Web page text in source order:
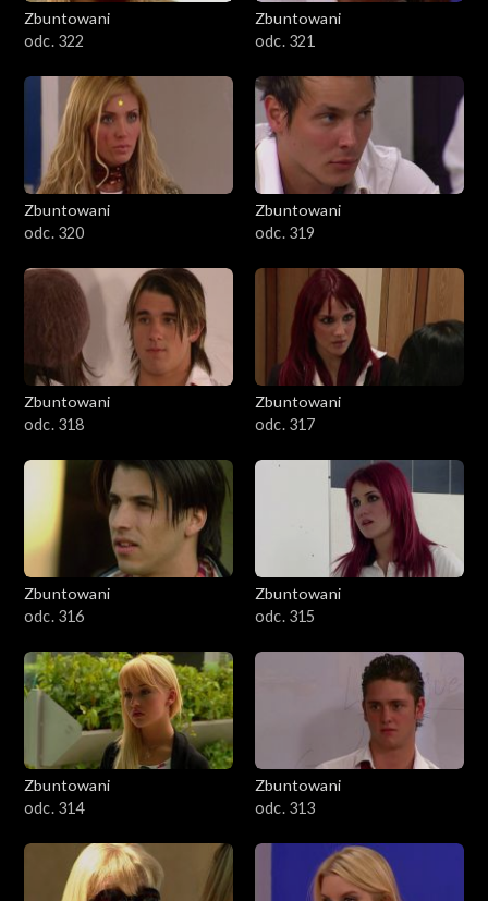
Zbuntowani
odc. 322
Zbuntowani
odc. 321
Zbuntowani
odc. 320
Zbuntowani
odc. 319
Zbuntowani
odc. 318
Zbuntowani
odc. 317
Zbuntowani
odc. 316
Zbuntowani
odc. 315
Zbuntowani
odc. 314
Zbuntowani
odc. 313